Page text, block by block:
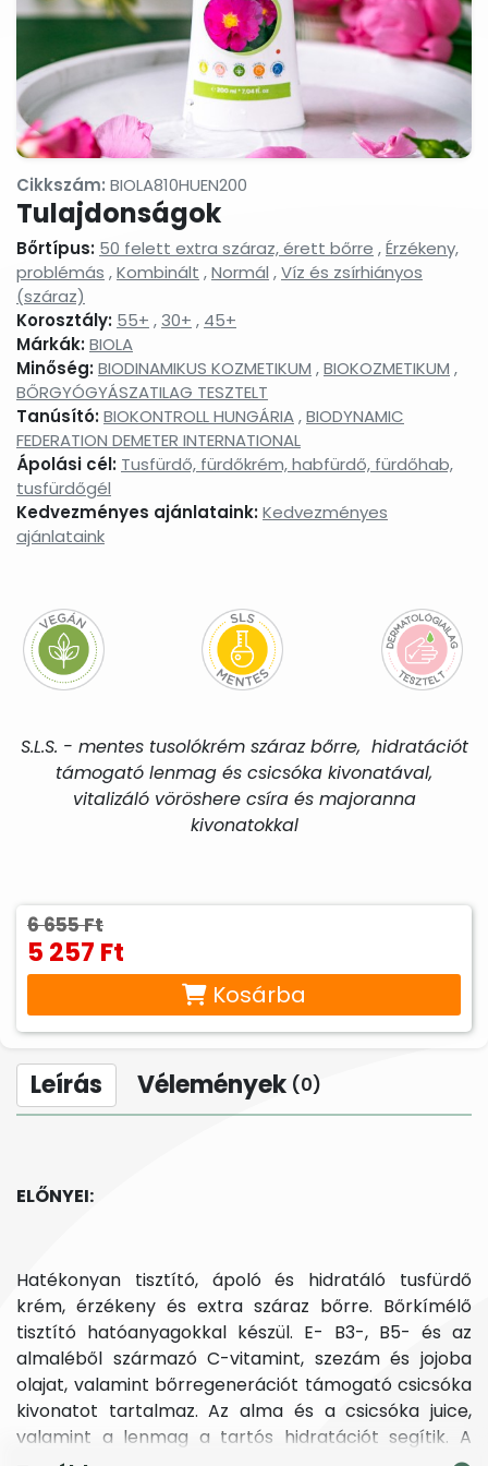
termékek
Masszázsolajok,
masszázsgélek
Nyak-
dekoltázs
ápolók
Peelingek,
Arctisztítás,
arctej,
arctisztító
gél,
sminklemosó,
micellás
víz
Sampon
és
hajápolás,
Szemkörnyékápolók,
szempilla
ápolók
Szérumok,
Tonikok,
splashek folyékony
szappanok,
szappanhabok,
fürdőkrémek
&
Cikkszám: BIOLA810HUEN200
Tulajdonságok
Bőrtípus: 50 felett extra száraz, érett bőrre ,Érzékeny,
problémás ,Kombinált ,Normál ,Víz és zsírhiányos
(száraz)
Korosztály: 55+ ,30+ , 45+
Márkák:BIOLA
Minőség:BIODINAMIKUS KOZMETIKUM ,BIOKOZMETIKUM ,
BŐRGYÓGYÁSZATILAG TESZTELT
Tanúsító:BIOKONTROLL HUNGÁRIA,BIODYNAMIC
FEDERATION DEMETER INTERNATIONAL
Ápolási cél: Tusfürdő, fürdőkrém, habfürdő, fürdőhab,
tusfürdőgél
Kedvezményes ajánlataink:Kedvezményes
ajánlataink
6 655 Ft
5 257 Ft
Kosárba
S.L.S. - mentes tusolókrém száraz bőrre, hidratációt
támogató lenmag és csicsóka kivonatával,
vitalizáló vöröshere csíra és majoranna
kivonatokkal
Leírás Vélemények (0)
ELŐNYEI:
Hatékonyan tisztító, ápoló és hidratáló tusfürdő
krém, érzékeny és extra száraz bőrre. Bőrkímélő
tisztító hatóanyagokkal készül. E- B3-, B5- és az
almaléből származó C-vitamint, szezám és jojoba
olajat, valamint bőrregenerációt támogató csicsóka
kivonatot tartalmaz. Az alma és a csicsóka juice,
valamint a lenmag a tartós hidratációt segítik. A